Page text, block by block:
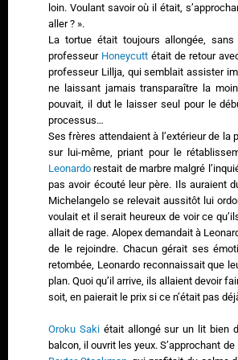
loin. Voulant savoir où il était,
aller ? ».
La tortue était toujours allongée,
professeur Honeycuttétait de retour
professeur Lillja, qui semblait assister
ne laissant jamais transparaître la
pouvait, il dut le laisser seul pour le
processus…
Ses frères attendaient à l’extérieur de la
sur lui-même, priant pour le
Leonardo restait de marbre malgré
pas avoir écouté leur père. Ils auraient
Michelangelo se relevait aussitôt lui
voulait et il serait heureux de voir ce
allait de rage. Alopex demandait à
de le rejoindre. Chacun gérait ses
retombée, Leonardo reconnaissait que
plan. Quoi qu’il arrive, ils allaient devoir
soit, en paierait le prix si ce n’était pas
Oroku Sakiétait allongé sur un lit bien
balcon, il ouvrit les yeux. S’approchant